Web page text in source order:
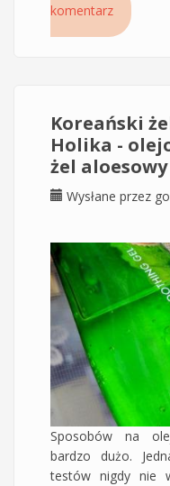
Sun
komentarz
Koreański
Holika -
żel aloesowy
Wysłane przez
Sposobów na
bardzo dużo.
testów nigdy nie